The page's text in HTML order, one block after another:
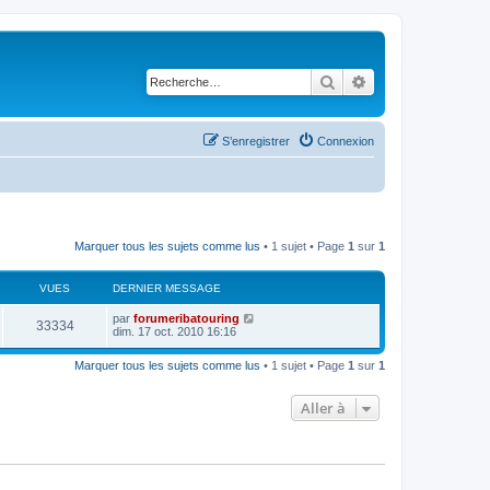
Rechercher
Connexion
S’enregistrer
Marquer tous les sujets comme lus • 1 sujet • Page 1 sur 1
VUES DERNIER MESSAGE
33334V
u
D
e
n
i
a
par forumeribatouring
dim. 17 oct. 2010 16:16
Marquer tous les sujets comme lus • 1 sujet • Page 1 sur 1
Aller à